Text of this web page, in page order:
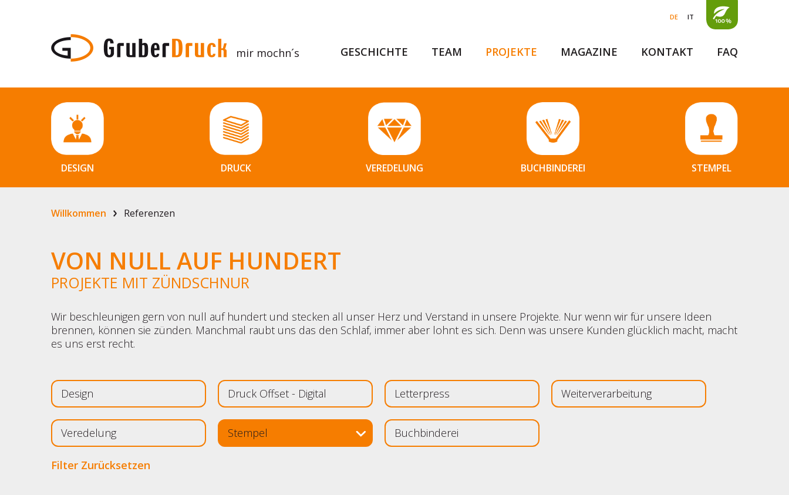
mir mochn´s FAQ
KONTAKT
MAGAZINE
PROJEKTE
TEAM
GESCHICHTE
DE IT
DESIGN DRUCK VEREDELUNG BUCHBINDEREI STEMPEL
Willkommen Referenzen
VON NULL AUF HUNDERT
PROJEKTE MIT ZÜNDSCHNUR
Wir beschleunigen gern von null auf hundert und stecken all unser Herz und Verstand in unsere Projekte. Nur wenn wir für unsere Ideen
brennen, können sie zünden. Manchmal raubt uns das den Schlaf, immer aber lohnt es sich. Denn was unsere Kunden glücklich macht, macht
es uns erst recht.
Design Druck Offset - Digital Letterpress Weiterverarbeitung
Veredelung Stempel Buchbinderei
Filter Zurücksetzen